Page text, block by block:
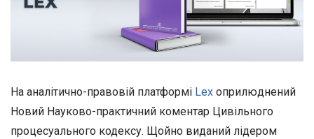
На аналітично-правовій платформі Lex оприлюднений
Новий Науково-практичний коментар Цивільного
процесуального кодексу. Щойно виданий лідером